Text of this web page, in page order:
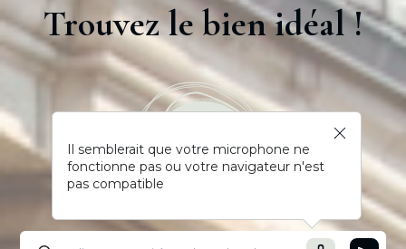
Trouvez le bien idéal !
Il semblerait que votre microphone ne
fonctionne pas ou votre navigateur n'est
pas compatible